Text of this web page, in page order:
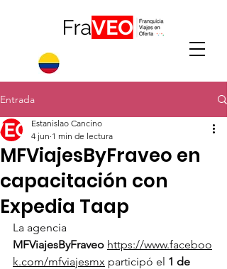
Entrada
MFViajesByFraveo en
capacitación con
Expedia Taap
Estanislao Cancino
4 jun 1 min de lectura
La agencia
MFViajesByFraveo https://www.faceboo
k.com/mfviajesmx participó el 1 de